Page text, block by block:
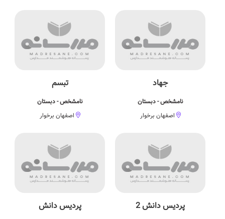
جهاد
نامشخص - دبستان
اصفهان برخوار
تبسم
نامشخص - دبستان
اصفهان برخوار
پردیس دانش 2 پردیس دانش